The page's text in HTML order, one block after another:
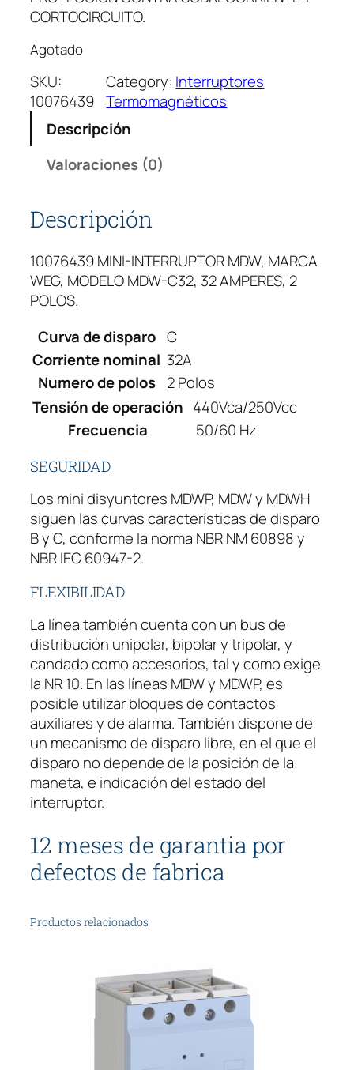
CORTOCIRCUITO.
Agotado
SKU:
10076439
Category: Interruptores
Termomagnéticos
Descripción
Valoraciones (0)
Descripción
10076439 MINI-INTERRUPTOR MDW, MARCA
WEG, MODELO MDW-C32, 32 AMPERES, 2
POLOS.
Curva de disparo C
Corriente nominal 32A
Numero de polos 2 Polos
Tensión de operación 440Vca/250Vcc
Frecuencia
50/60 Hz
SEGURIDAD
Los mini disyuntores MDWP, MDW y MDWH
siguen las curvas características de disparo
B y C, conforme la norma NBR NM 60898 y
NBR IEC 60947-2.
FLEXIBILIDAD
La línea también cuenta con un bus de
distribución unipolar, bipolar y tripolar, y
candado como accesorios, tal y como exige
la NR 10. En las líneas MDW y MDWP, es
posible utilizar bloques de contactos
auxiliares y de alarma. También dispone de
un mecanismo de disparo libre, en el que el
disparo no depende de la posición de la
maneta, e indicación del estado del
interruptor.
12 meses de garantia por
defectos de fabrica
Productos relacionados